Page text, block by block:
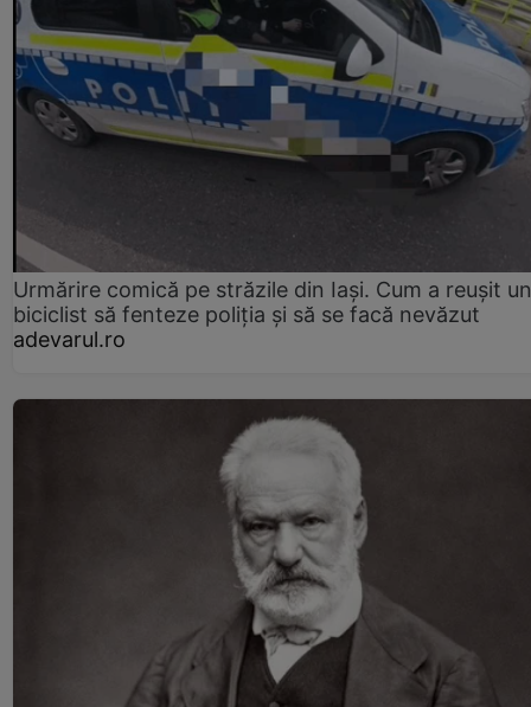
Urmărire comică pe străzile din Iași. Cum a reușit un
biciclist să fenteze poliția și să se facă nevăzut
adevarul.ro